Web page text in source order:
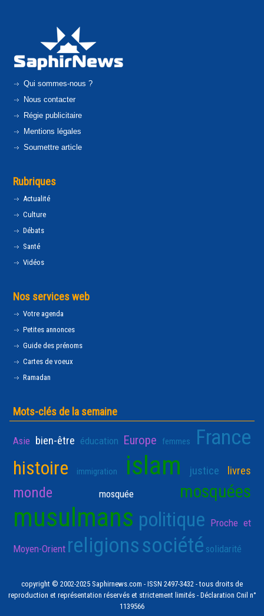
Qui sommes-nous ?
Nous contacter
Régie publicitaire
Mentions légales
Soumettre article
Rubriques
Actualité
Culture
Débats
Santé
Vidéos
Nos services web
Votre agenda
Petites annonces
Guide des prénoms
Cartes de voeux
Ramadan
Mots-clés de la semaine
Asie bien-être éducation Europe femmes France
histoire immigration islam justice livres
monde mosquée mosquées
musulmans politique Proche et
Moyen-Orient religionssociété solidarité
copyright © 2002-2025 Saphirnews.com - ISSN 2497-3432 - tous droits de
reproduction et représentation réservés et strictement limités - Déclaration Cnil n°
1139566